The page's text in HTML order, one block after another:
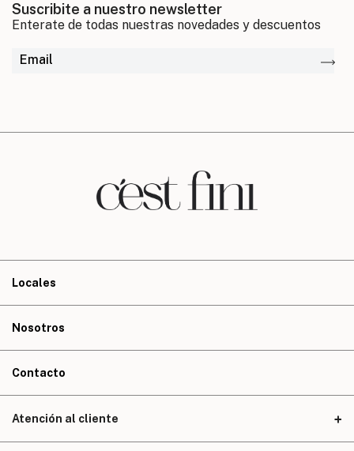
Suscribite a nuestro newsletter
Locales
Nosotros
Contacto
Atención al cliente